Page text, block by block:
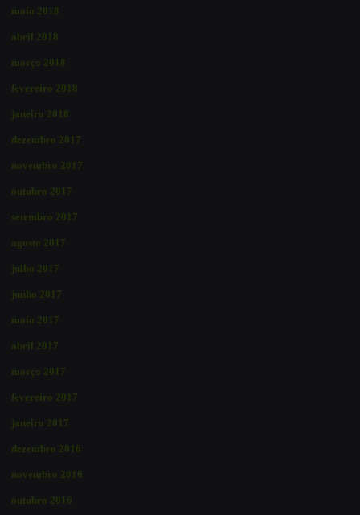
maio 2018
abril 2018
março 2018
fevereiro 2018
janeiro 2018
dezembro 2017
novembro 2017
outubro 2017
setembro 2017
agosto 2017
julho 2017
junho 2017
maio 2017
abril 2017
março 2017
fevereiro 2017
janeiro 2017
dezembro 2016
novembro 2016
outubro 2016